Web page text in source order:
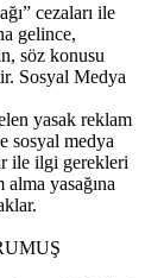
cezaları ile
gelince,
söz konusu
Sosyal Medya
yasak reklam
sosyal medya
ile ilgi gerekleri
yasağına